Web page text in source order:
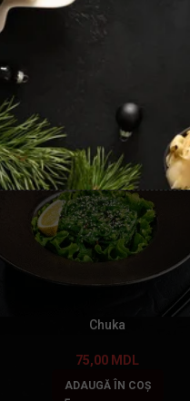
Chuka
75,00 MDL
ADAUGĂ ÎN COȘ